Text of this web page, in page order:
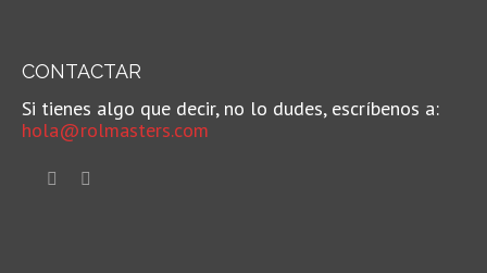
CONTACTAR
Si tienes algo que decir, no lo dudes, escríbenos a:
hola@rolmasters.com